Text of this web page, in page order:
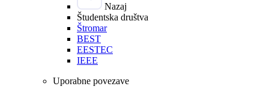
Nazaj
Študentska društva
Štromar
BEST
EESTEC
IEEE
Uporabne povezave